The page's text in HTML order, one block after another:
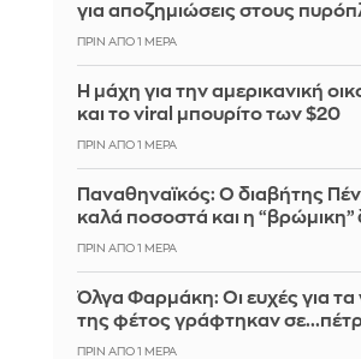
για αποζημιώσεις στους
ΠΡΙΝ ΑΠΌ 1 ΜΈΡΑ
Η μάχη για την αμερικανική
και το viral μπουρίτο των $20
ΠΡΙΝ ΑΠΌ 1 ΜΈΡΑ
Παναθηναϊκός: Ο διαβήτης
καλά ποσοστά και η “βρώμικη”
ΠΡΙΝ ΑΠΌ 1 ΜΈΡΑ
Όλγα Φαρμάκη: Οι ευχές για τα
της φέτος γράφτηκαν
ΠΡΙΝ ΑΠΌ 1 ΜΈΡΑ